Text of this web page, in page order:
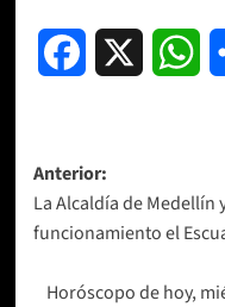
Facebook
Navegación
de
entradas
Anterior:
La Alcaldía de
funcionamiento el
Horóscopo de hoy,